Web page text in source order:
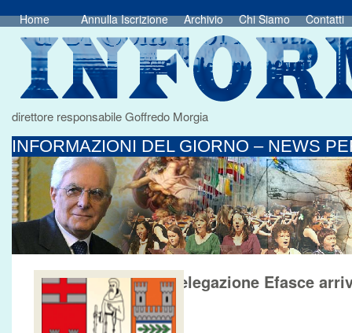
Home Annulla Iscrizione Archivio Chi Siamo Contatti
direttore responsabile Goffredo Morgia
INFORMAZIONI DEL GIORNO – NEWS
Delegazione Efasce